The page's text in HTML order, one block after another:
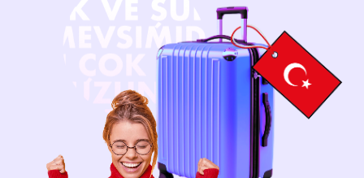
40 минут